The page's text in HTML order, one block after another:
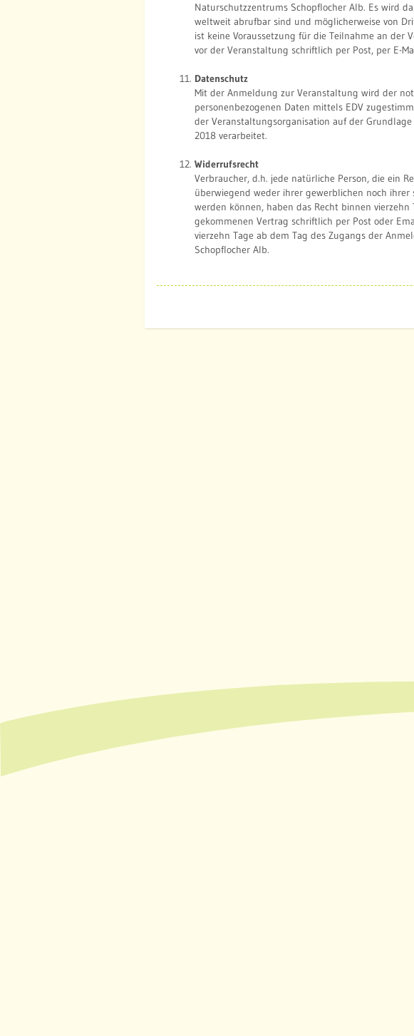
Naturschutzzentrums Schopflocher Alb. Es wird
weltweit abrufbar sind und möglicherweise von
ist keine Voraussetzung für die Teilnahme an
vor der Veranstaltung schriftlich per Post, per E-
Datenschutz
Mit der Anmeldung zur Veranstaltung wird der
personenbezogenen Daten mittels EDV
der Veranstaltungsorganisation auf der Grundlage
2018 verarbeitet.
Widerrufsrecht
Verbraucher, d.h. jede natürliche Person, die ein
überwiegend weder ihrer gewerblichen noch
werden können, haben das Recht binnen
gekommenen Vertrag schriftlich per Post oder
vierzehn Tage ab dem Tag des Zugangs der
Schopflocher Alb.